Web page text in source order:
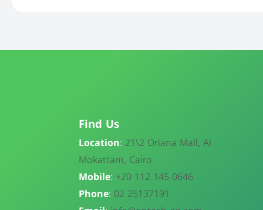
Find Us
Location: 21\2 Oriana Mall, Al
Mokattam, Cairo
Mobile: +20 112 145 0646
Phone: 02 25137191